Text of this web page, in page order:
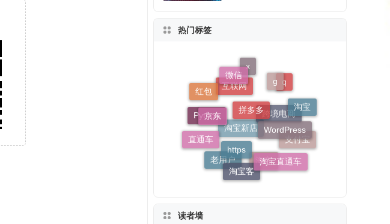
热门标签
互联网
x
q
跨境电商
淘宝新店
Python
红包
微信 g
淘宝
支付宝
淘客
老用户
直通车
京东
拼多多
WordPress
淘宝直通车
淘宝客
https
读者墙